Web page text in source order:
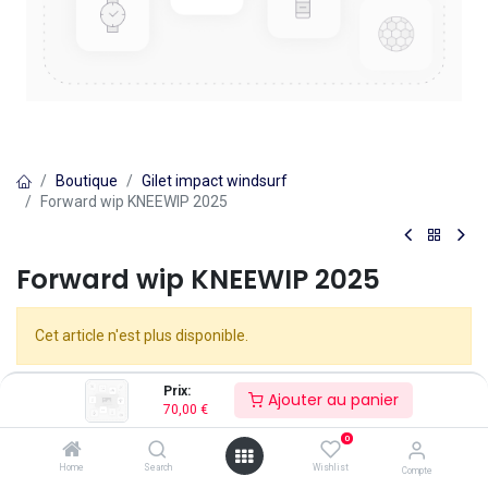
Prix:
70,00 € Ajouter au panier
Home Search
0
Wishlist Compte
Boutique
Gilet impact windsurf
Forward wip KNEEWIP 2025
Forward wip KNEEWIP 2025
Cet article n'est plus disponible.